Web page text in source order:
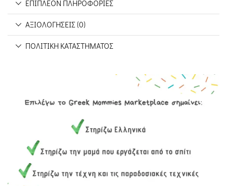
ΕΠΙΠΛΈΟΝ ΠΛΗΡΟΦΟΡΊΕΣ
ΑΞΙΟΛΟΓΉΣΕΙΣ (0)
ΠΟΛΙΤΙΚΉ ΚΑΤΑΣΤΉΜΑΤΟΣ